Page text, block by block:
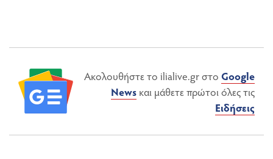
Ακολουθήστε το ilialive.gr στο Google
News και μάθετε πρώτοι όλες τις
Ειδήσεις